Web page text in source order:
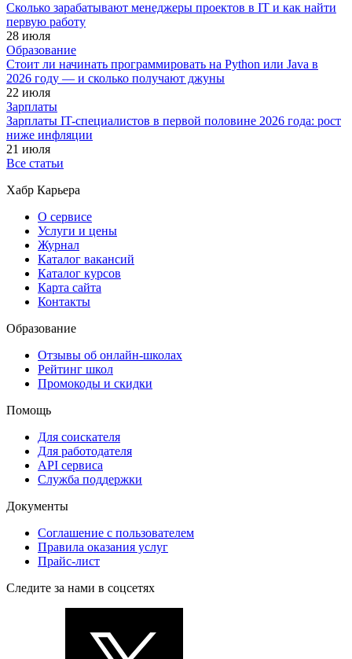
Сколько зарабатывают менеджеры проектов в IT и как найти
первую работу
28 июля
Образование
Стоит ли начинать программировать на Python или Java в
2026 году — и сколько получают джуны
22 июля
Зарплаты
Зарплаты IT-специалистов в первой половине 2026 года: рост
ниже инфляции
21 июля
Все статьи
Хабр Карьера
О сервисе
Услуги и цены
Журнал
Каталог вакансий
Каталог курсов
Карта сайта
Контакты
Образование
Отзывы об онлайн-школах
Рейтинг школ
Промокоды и скидки
Помощь
Для соискателя
Для работодателя
API сервиса
Служба поддержки
Документы
Соглашение с пользователем
Правила оказания услуг
Прайс-лист
Следите за нами в соцсетях